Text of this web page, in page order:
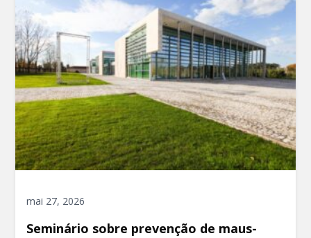
mai 27, 2026
Seminário sobre prevenção de maus-